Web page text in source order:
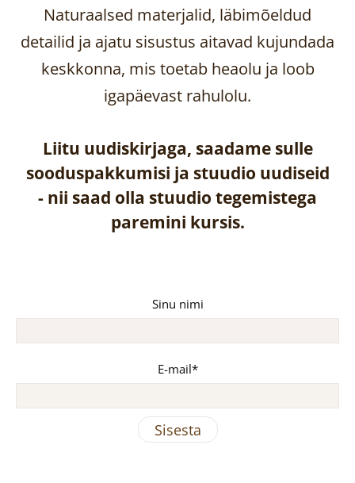
Naturaalsed materjalid, läbimõeldud
detailid ja ajatu sisustus aitavad kujundada
keskkonna, mis toetab heaolu ja loob
igapäevast rahulolu.
Liitu uudiskirjaga, saadame sulle
sooduspakkumisi ja stuudio uudiseid
- nii saad olla stuudio tegemistega
paremini kursis.
Sinu nimi
E-mail